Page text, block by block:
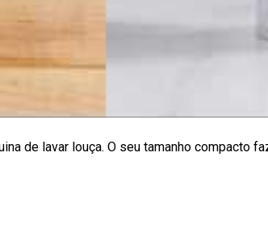
de lavar louça. O seu tamanho compacto